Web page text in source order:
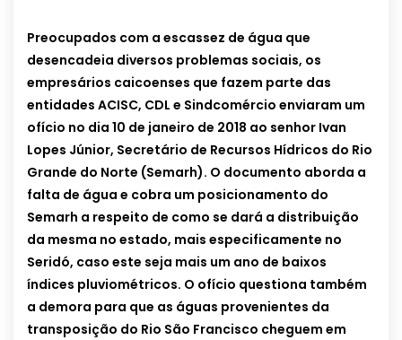
Preocupados com a escassez de água que
desencadeia diversos problemas sociais, os
empresários caicoenses que fazem parte das
entidades ACISC, CDL e Sindcomércio enviaram um
ofício no dia 10 de janeiro de 2018 ao senhor Ivan
Lopes Júnior, Secretário de Recursos Hídricos do Rio
Grande do Norte (Semarh). O documento aborda a
falta de água e cobra um posicionamento do
Semarh a respeito de como se dará a distribuição
da mesma no estado, mais especificamente no
Seridó, caso este seja mais um ano de baixos
índices pluviométricos. O ofício questiona também
a demora para que as águas provenientes da
transposição do Rio São Francisco cheguem em